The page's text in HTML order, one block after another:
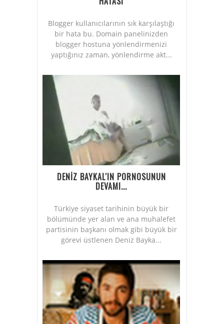
Blogger kullanıcılarının sık karşılaştığı
bir hata bu. Domain panelinizden
blogger hostuna yönlendirmenizi
yaptığınız zaman, yönlendirme akt...
DENİZ BAYKAL'IN PORNOSUNUN
DEVAMI...
Türkiye siyaset tarihinin büyük bir
bölümünde yer alan ve ana muhalefet
partisinin başkanı olmak gibi büyük bir
görevi üstlenen Deniz Bayka...